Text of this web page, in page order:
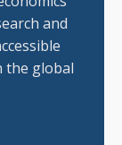
and
the global